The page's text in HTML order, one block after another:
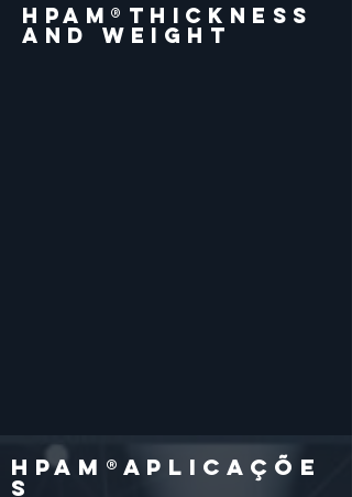
hpam®thickness
and weight
hpam®APLICAÇÕE
S